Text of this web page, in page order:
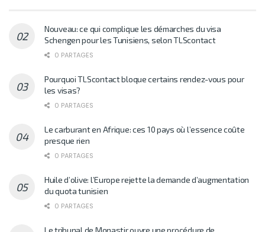
Nouveau: ce qui complique les démarches du visa
Schengen pour les Tunisiens, selon TLScontact
0 PARTAGES
Pourquoi TLScontact bloque certains rendez-vous pour
les visas?
0 PARTAGES
Le carburant en Afrique: ces 10 pays où l’essence coûte
presque rien
0 PARTAGES
Huile d’olive: l’Europe rejette la demande d’augmentation
du quota tunisien
0 PARTAGES